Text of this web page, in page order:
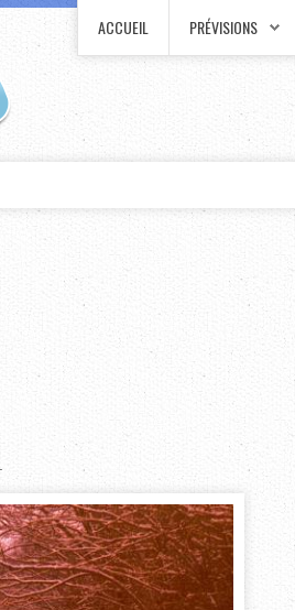
ACCUEIL PRÉVISIONS